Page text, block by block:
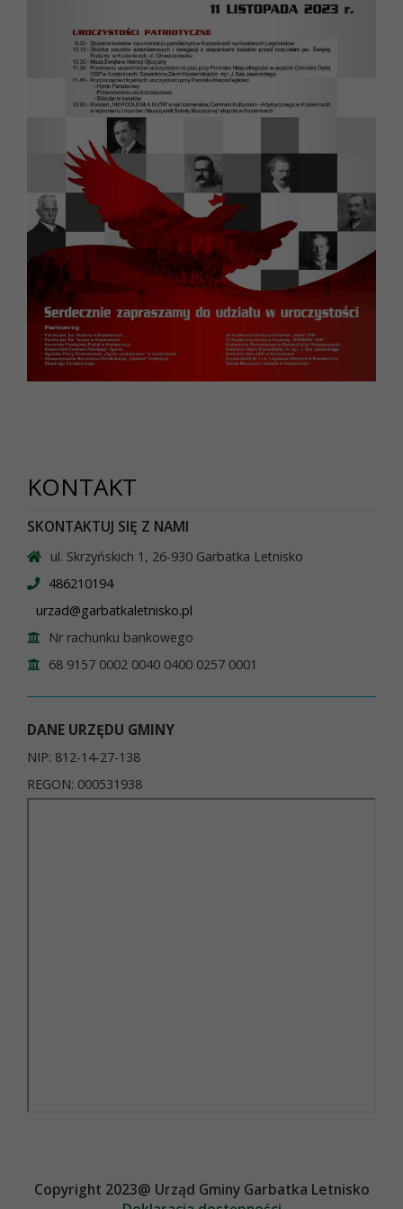
KONTAKT
SKONTAKTUJ SIĘ Z NAMI
ul. Skrzyńskich 1, 26-930 Garbatka Letnisko
486210194
urzad@garbatkaletnisko.pl
Nr rachunku bankowego
68 9157 0002 0040 0400 0257 0001
DANE URZĘDU GMINY
NIP: 812-14-27-138
REGON: 000531938
Copyright 2023@ Urząd Gminy Garbatka Letnisko